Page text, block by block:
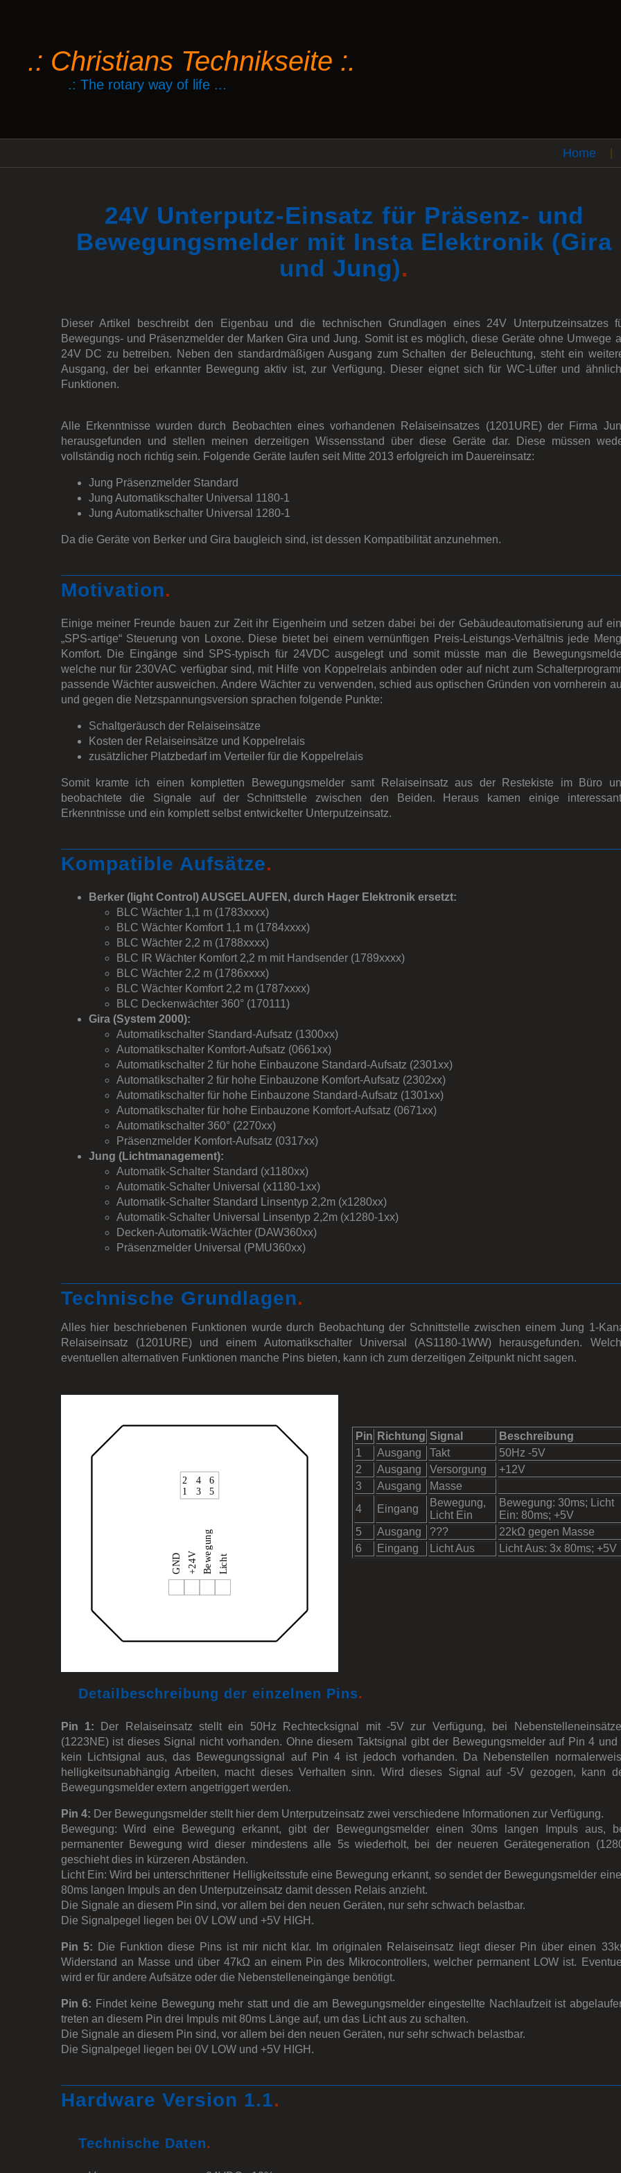
.: Christians Technikseite :.
.: The rotary way of life ...
Home
24V Unterputz-Einsatz für Präsenz- und
Bewegungsmelder mit Insta Elektronik (Gira
und Jung).
Dieser Artikel beschreibt den Eigenbau und die technischen Grundlagen eines 24V Unterputzeinsatzes
Bewegungs- und Präsenzmelder der Marken Gira und Jung. Somit ist es möglich, diese Geräte ohne Umwege
24V DC zu betreiben. Neben den standardmäßigen Ausgang zum Schalten der Beleuchtung, steht ein
Ausgang, der bei erkannter Bewegung aktiv ist, zur Verfügung. Dieser eignet sich für WC-Lüfter und
Funktionen.
Alle Erkenntnisse wurden durch Beobachten eines vorhandenen Relaiseinsatzes (1201URE) der Firma
herausgefunden und stellen meinen derzeitigen Wissensstand über diese Geräte dar. Diese müssen
vollständig noch richtig sein. Folgende Geräte laufen seit Mitte 2013 erfolgreich im Dauereinsatz:
Jung Präsenzmelder Standard
Jung Automatikschalter Universal 1180-1
Jung Automatikschalter Universal 1280-1
Da die Geräte von Berker und Gira baugleich sind, ist dessen Kompatibilität anzunehmen.
Motivation.
Einige meiner Freunde bauen zur Zeit ihr Eigenheim und setzen dabei bei der Gebäudeautomatisierung auf
„SPS-artige“ Steuerung von Loxone. Diese bietet bei einem vernünftigen Preis-Leistungs-Verhältnis jede
Komfort. Die Eingänge sind SPS-typisch für 24VDC ausgelegt und somit müsste man die
welche nur für 230VAC verfügbar sind, mit Hilfe von Koppelrelais anbinden oder auf nicht zum
passende Wächter ausweichen. Andere Wächter zu verwenden, schied aus optischen Gründen von vornherein
und gegen die Netzspannungsversion sprachen folgende Punkte:
Schaltgeräusch der Relaiseinsätze
Kosten der Relaiseinsätze und Koppelrelais
zusätzlicher Platzbedarf im Verteiler für die Koppelrelais
Somit kramte ich einen kompletten Bewegungsmelder samt Relaiseinsatz aus der Restekiste im Büro
beobachtete die Signale auf der Schnittstelle zwischen den Beiden. Heraus kamen einige
Erkenntnisse und ein komplett selbst entwickelter Unterputzeinsatz.
Kompatible Aufsätze.
Berker (light Control) AUSGELAUFEN, durch Hager Elektronik ersetzt:
BLC Wächter 1,1 m (1783xxxx)
BLC Wächter Komfort 1,1 m (1784xxxx)
BLC Wächter 2,2 m (1788xxxx)
BLC IR Wächter Komfort 2,2 m mit Handsender (1789xxxx)
BLC Wächter 2,2 m (1786xxxx)
BLC Wächter Komfort 2,2 m (1787xxxx)
BLC Deckenwächter 360° (170111)
Gira (System 2000):
Automatikschalter Standard-Aufsatz (1300xx)
Automatikschalter Komfort-Aufsatz (0661xx)
Automatikschalter 2 für hohe Einbauzone Standard-Aufsatz (2301xx)
Automatikschalter 2 für hohe Einbauzone Komfort-Aufsatz (2302xx)
Automatikschalter für hohe Einbauzone Standard-Aufsatz (1301xx)
Automatikschalter für hohe Einbauzone Komfort-Aufsatz (0671xx)
Automatikschalter 360° (2270xx)
Präsenzmelder Komfort-Aufsatz (0317xx)
Jung (Lichtmanagement):
Automatik-Schalter Standard (x1180xx)
Automatik-Schalter Universal (x1180-1xx)
Automatik-Schalter Standard Linsentyp 2,2m (x1280xx)
Automatik-Schalter Universal Linsentyp 2,2m (x1280-1xx)
Decken-Automatik-Wächter (DAW360xx)
Präsenzmelder Universal (PMU360xx)
Technische Grundlagen.
Alles hier beschriebenen Funktionen wurde durch Beobachtung der Schnittstelle zwischen einem Jung 1-
Relaiseinsatz (1201URE) und einem Automatikschalter Universal (AS1180-1WW) herausgefunden.
eventuellen alternativen Funktionen manche Pins bieten, kann ich zum derzeitigen Zeitpunkt nicht sagen.
Pin Richtung Signal
Beschreibung
1
Ausgang Takt
50Hz -5V
2
Ausgang Versorgung
+12V
3
Ausgang
Masse
4
Eingang
Bewegung,
Licht Ein
Bewegung: 30ms; Licht
Ein: 80ms; +5V
5
Ausgang ???
22kΩ gegen Masse
6
Eingang Licht Aus Licht Aus: 3x 80ms; +5V
Detailbeschreibung der einzelnen Pins.
Pin 1: Der Relaiseinsatz stellt ein 50Hz Rechtecksignal mit -5V zur Verfügung, bei
(1223NE) ist dieses Signal nicht vorhanden. Ohne diesem Taktsignal gibt der Bewegungsmelder auf Pin 4 und
kein Lichtsignal aus, das Bewegungssignal auf Pin 4 ist jedoch vorhanden. Da Nebenstellen
helligkeitsunabhängig Arbeiten, macht dieses Verhalten sinn. Wird dieses Signal auf -5V gezogen, kann
Bewegungsmelder extern angetriggert werden.
Pin 4: Der Bewegungsmelder stellt hier dem Unterputzeinsatz zwei verschiedene Informationen zur Verfügung.
Bewegung: Wird eine Bewegung erkannt, gibt der Bewegungsmelder einen 30ms langen Impuls aus,
permanenter Bewegung wird dieser mindestens alle 5s wiederholt, bei der neueren Gerätegeneration
geschieht dies in kürzeren Abständen.
Licht Ein: Wird bei unterschrittener Helligkeitsstufe eine Bewegung erkannt, so sendet der Bewegungsmelder
80ms langen Impuls an den Unterputzeinsatz damit dessen Relais anzieht.
Die Signale an diesem Pin sind, vor allem bei den neuen Geräten, nur sehr schwach belastbar.
Die Signalpegel liegen bei 0V LOW und +5V HIGH.
Pin 5: Die Funktion diese Pins ist mir nicht klar. Im originalen Relaiseinsatz liegt dieser Pin über einen
Widerstand an Masse und über 47kΩ an einem Pin des Mikrocontrollers, welcher permanent LOW ist. Eventuell
wird er für andere Aufsätze oder die Nebenstelleneingänge benötigt.
Pin 6: Findet keine Bewegung mehr statt und die am Bewegungsmelder eingestellte Nachlaufzeit ist
treten an diesem Pin drei Impuls mit 80ms Länge auf, um das Licht aus zu schalten.
Die Signale an diesem Pin sind, vor allem bei den neuen Geräten, nur sehr schwach belastbar.
Die Signalpegel liegen bei 0V LOW und +5V HIGH.
Hardware Version 1.1.
Technische Daten.